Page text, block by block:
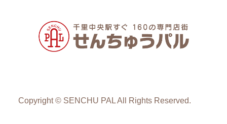
Copyright © SENCHU PAL All Rights Reserved.